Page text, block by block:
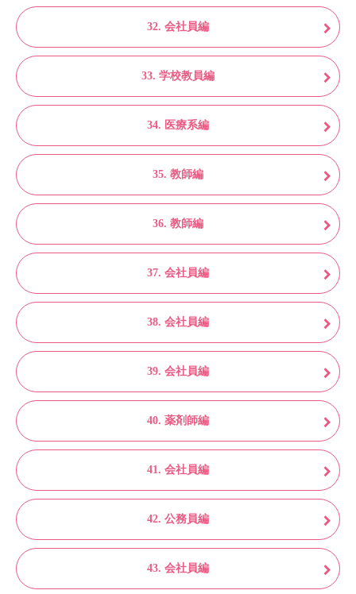
32. 会社員編
33. 学校教員編
34. 医療系編
35. 教師編
36. 教師編
37. 会社員編
38. 会社員編
39. 会社員編
40. 薬剤師編
41. 会社員編
42. 公務員編
43. 会社員編